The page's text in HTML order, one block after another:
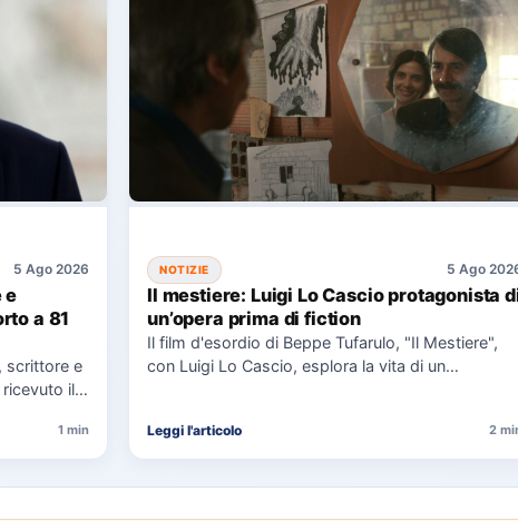
5 Ago 2026
e
a 81
scrittore e
il
1 min
NOTIZIE 5 Ago
Il mestiere: Luigi Lo Cascio protagonista
un’opera prima di fiction
Il film d'esordio di Beppe Tufarulo, "Il Mestiere",
con Luigi Lo Cascio, esplora la vita di un
Leggi l'articolo 2